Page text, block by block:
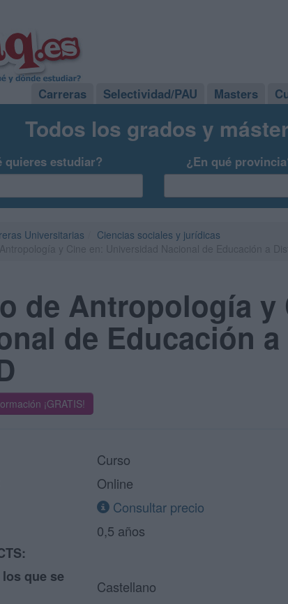
Carreras Selectividad/PAU Masters
Todos los grados y
quieres estudiar? ¿En qué
Universitarias
Ciencias sociales y jurídicas
de Antropología y
de Educación
¡GRATIS!
Curso
Online
Consultar precio
0,5 años
que se
Castellano